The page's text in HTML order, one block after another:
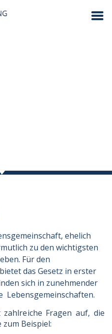
ehelich
zu den wichtigsten
Für den
das Gesetz in erster
sich in zunehmender
Lebensgemeinschaften.
Fragen auf, die
Beispiel: